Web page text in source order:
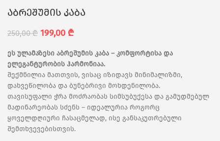
აბრეშუმის კაბა
250,00₾ 199,00 ₾
ეს ულამაზესი აბრეშუმის კაბა – კომფორტისა და
ელეგანტურობის ჰარმონიაა.
შექმნილია მათთვის, ვისაც იზიდავს მინიმალიზმი,
დახვეწილობა და ბუნებრივი მოხდენილობა.
თავისუფალი ჭრა მოძრაობას სიმსუბუქესა და გამუდმებულ
მადინარეობას სძენს – იდეალურია როგორც
ყოველდღიური ჩასაცმელად, ისე განსაკუთრებული
შემთხვევებისთვის.